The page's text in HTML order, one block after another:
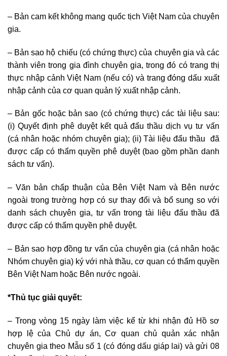
– Bản cam kết không mang quốc tịch Việt Nam của chuyên
gia.
– Bản sao hộ chiếu (có chứng thực) của chuyên gia và các
thành viên trong gia đình chuyên gia, trong đó có trang thị
thực nhập cảnh Việt Nam (nếu có) và trang đóng dấu xuất
nhập cảnh của cơ quan quản lý xuất nhập cảnh.
– Bản gốc hoặc bản sao (có chứng thực) các tài liệu sau:
(i) Quyết định phê duyệt kết quả đấu thầu dịch vụ tư vấn
(cá nhân hoặc nhóm chuyên gia); (ii) Tài liệu đấu thầu đã
được cấp có thẩm quyền phê duyệt (bao gồm phần danh
sách tư vấn).
– Văn bản chấp thuận của Bên Việt Nam và Bên nước
ngoài trong trường hợp có sự thay đổi và bổ sung so với
danh sách chuyên gia, tư vấn trong tài liệu đấu thầu đã
được cấp có thẩm quyền phê duyệt.
– Bản sao hợp đồng tư vấn của chuyên gia (cá nhân hoặc
Nhóm chuyên gia) ký với nhà thầu, cơ quan có thẩm quyền
Bên Việt Nam hoặc Bên nước ngoài.
*Thủ tục giải quyết:
– Trong vòng 15 ngày làm việc kể từ khi nhận đủ Hồ sơ
hợp lệ của Chủ dự án, Cơ quan chủ quản xác nhận
chuyên gia theo Mẫu số 1 (có đóng dấu giáp lai) và gửi 08